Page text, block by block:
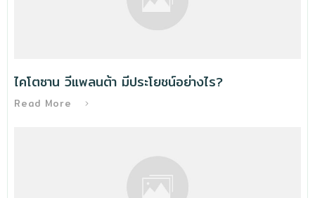
ไคโตซาน วีแพลนต้า มีประโยชน์อย่างไร?
Read More